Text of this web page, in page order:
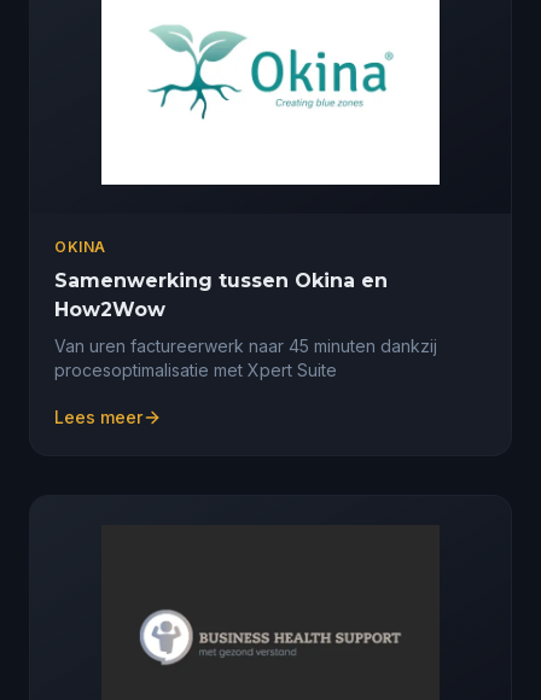
OKINA
Samenwerking tussen Okina en
How2Wow
Van uren factureerwerk naar 45 minuten dankzij
procesoptimalisatie met Xpert Suite
Lees meer